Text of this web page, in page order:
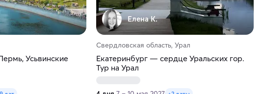
Усьвинские
Елена К.
Свердловская область, Урал
Екатеринбург — сердце Уральских гор.
Тур на Урал